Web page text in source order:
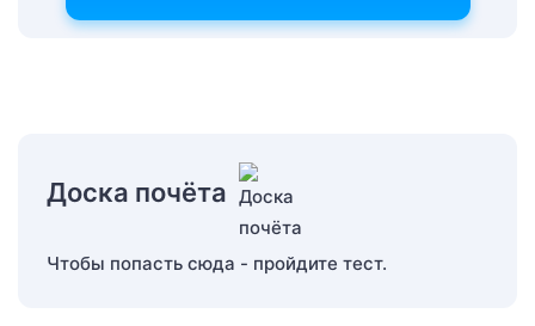
Доска почёта
Чтобы попасть сюда - пройдите тест.